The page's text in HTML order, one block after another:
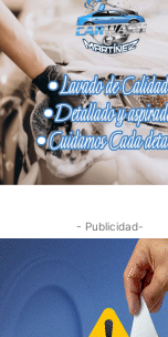
- Publicidad-